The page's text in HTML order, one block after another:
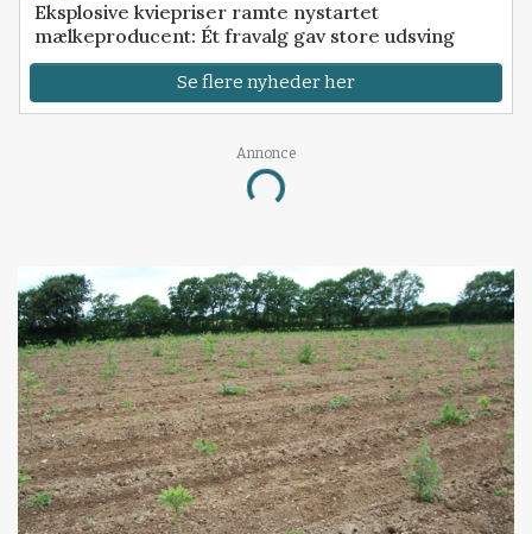
Eksplosive kviepriser ramte nystartet
mælkeproducent: Ét fravalg gav store udsving
Se flere nyheder her
Annonce
Loading...